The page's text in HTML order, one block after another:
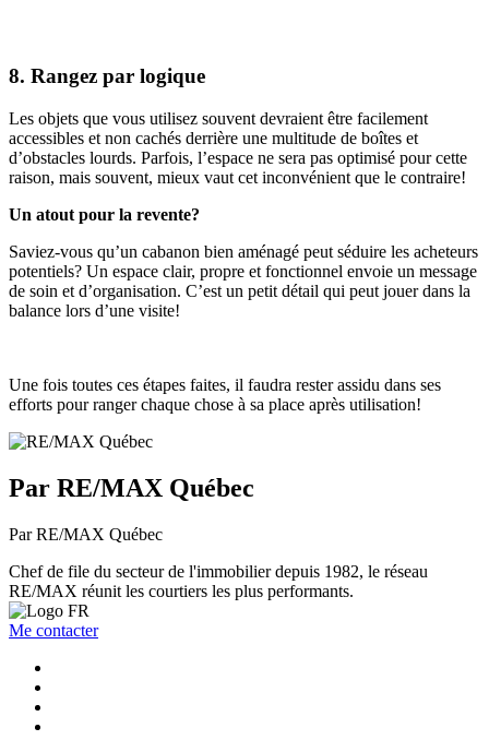
8. Rangez par logique
Les objets que vous utilisez souvent devraient être facilement
accessibles et non cachés derrière une multitude de boîtes et
d’obstacles lourds. Parfois, l’espace ne sera pas optimisé pour cette
raison, mais souvent, mieux vaut cet inconvénient que le contraire!
Un atout pour la revente?
Saviez-vous qu’un cabanon bien aménagé peut séduire les acheteurs
potentiels? Un espace clair, propre et fonctionnel envoie un message
de soin et d’organisation. C’est un petit détail qui peut jouer dans la
balance lors d’une visite!
Une fois toutes ces étapes faites, il faudra rester assidu dans ses
efforts pour ranger chaque chose à sa place après utilisation!
Par RE/MAX Québec
Par RE/MAX Québec
Chef de file du secteur de l'immobilier depuis 1982, le réseau
RE/MAX réunit les courtiers les plus performants.
Me contacter